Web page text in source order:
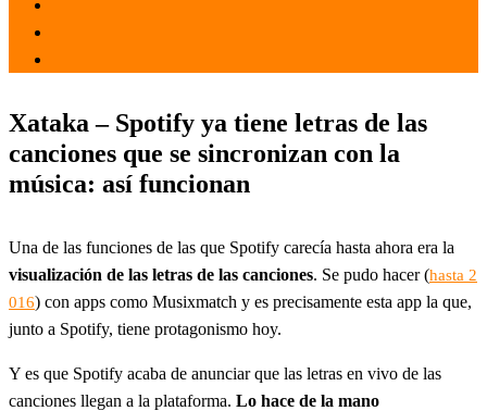
Xataka – Spotify ya tiene letras de las
canciones que se sincronizan con la
música: así funcionan
Una de las funciones de las que Spotify carecía hasta ahora era la
visualización de las letras de las canciones. Se pudo hacer (hasta 2
016) con apps como Musixmatch y es precisamente esta app la que,
junto a Spotify, tiene protagonismo hoy.
Y es que Spotify acaba de anunciar que las letras en vivo de las
canciones llegan a la plataforma. Lo hace de la mano